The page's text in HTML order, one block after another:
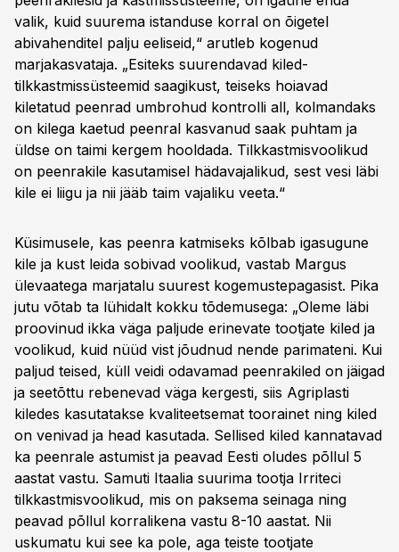
valik, kuid suurema istanduse korral on õigetel
abivahenditel palju eeliseid,“ arutleb kogenud
marjakasvataja. „Esiteks suurendavad kiled-
tilkkastmissüsteemid saagikust, teiseks hoiavad
kiletatud peenrad umbrohud kontrolli all, kolmandaks
on kilega kaetud peenral kasvanud saak puhtam ja
üldse on taimi kergem hooldada. Tilkkastmisvoolikud
on peenrakile kasutamisel hädavajalikud, sest vesi läbi
kile ei liigu ja nii jääb taim vajaliku veeta.“
Küsimusele, kas peenra katmiseks kõlbab igasugune
kile ja kust leida sobivad voolikud, vastab Margus
ülevaatega marjatalu suurest kogemustepagasist. Pika
jutu võtab ta lühidalt kokku tõdemusega: „Oleme läbi
proovinud ikka väga paljude erinevate tootjate kiled ja
voolikud, kuid nüüd vist jõudnud nende parimateni. Kui
paljud teised, küll veidi odavamad peenrakiled on jäigad
ja seetõttu rebenevad väga kergesti, siis Agriplasti
kiledes kasutatakse kvaliteetsemat toorainet ning kiled
on venivad ja head kasutada. Sellised kiled kannatavad
ka peenrale astumist ja peavad Eesti oludes põllul 5
aastat vastu. Samuti Itaalia suurima tootja Irriteci
tilkkastmisvoolikud, mis on paksema seinaga ning
peavad põllul korralikena vastu 8-10 aastat. Nii
uskumatu kui see ka pole, aga teiste tootjate